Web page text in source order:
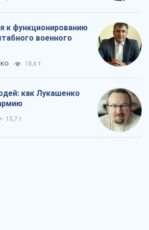
к функционированию
военного
18,6 т.
как Лукашенко
15,7 т.